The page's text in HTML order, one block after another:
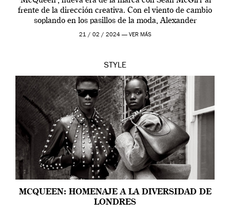
frente de la dirección creativa. Con el viento de cambio
soplando en los pasillos de la moda, Alexander
McQueen se prepara para una […]
21 / 02 / 2024 — VER MÁS
STYLE
MCQUEEN: HOMENAJE A LA DIVERSIDAD DE
LONDRES